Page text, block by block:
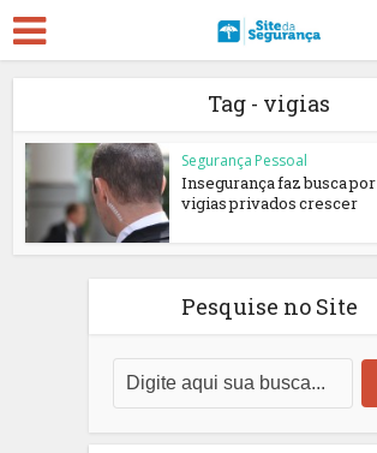
Tag - vigias
Segurança Pessoal
Insegurança faz busca por
vigias privados crescer
Pesquise no Site